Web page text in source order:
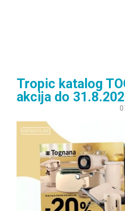
Tropic katalog
akcija do